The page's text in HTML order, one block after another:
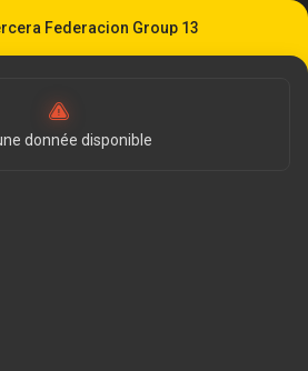
Federacion Group 13
donnée disponible